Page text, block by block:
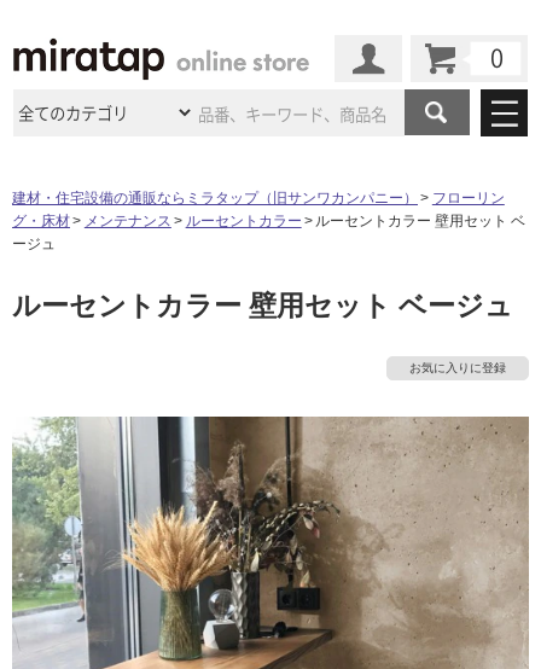
商品カテゴリ
洗面所・水回り
キッチン 浴室（風呂・バスルー
ウッドデッキ フローリング・床材
収納 インテリア・家具
照明 ペット用品
内装用建材 パネル・壁材
施工事例
施工事例 法人案件納入事例
インタビュー
店舗・施設事例
ショールーム
名古屋 ショールーム 京都ショールーム
福岡ショールーム 札幌スマートショールー
ム
横浜スマート ショールー
ム
ウェルビーみのおHDC
BOX
ご利用ガイド 初めての方へ
よくある質問 お問い合わせ
修理お問い合わせ クレーム公開
説明書・図面検索 水まわり 3年保証
その他サービス
ミラタップと
創る家
ASOLIE
工事会社紹介 Coziコンシ
ェルジュ
自分らしい家づくり
SUVACO
最高のリノベ会社がみつ
かる
リノベりす
建材・住宅設備の通販ならミラタップ（旧サンワカンパニー）
フローリン
グ・床材
メンテナンス ルーセントカラー
ルーセントカラー 壁用セット ベ
ージュ
ルーセントカラー 壁用セット ベージュ
お気に入りに登録